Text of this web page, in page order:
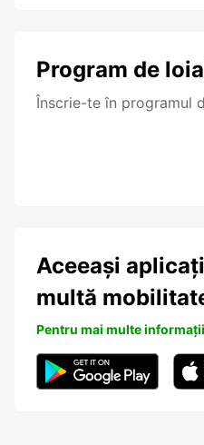
Program de
Înscrie-te în programul
Aceeași
multă
Pentru mai multe informații